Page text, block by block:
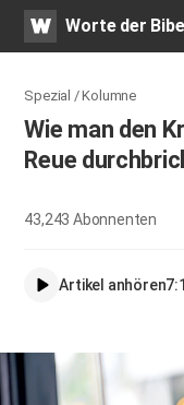
WATVWorte der
Spezial / Kolumne
Wie man den
Reue
43,243Abonnenten
Artikel anhören